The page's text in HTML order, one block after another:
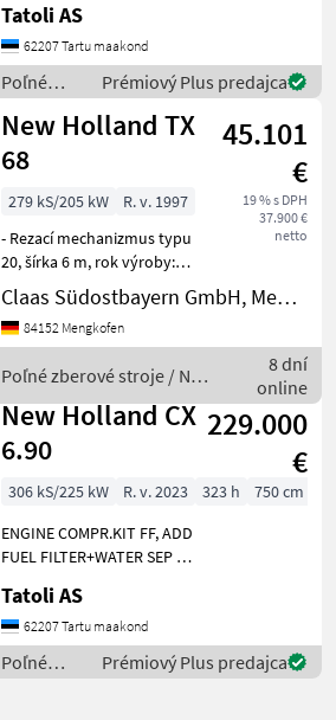
leveling Straw chopper
Chaff spreader Drawbar
Operators manual available
Radio Rotatin
Tatoli AS
62207 Tartu maakond
Poľné
zberové
stroje /
New
Holland
Prémiový Plus predajca
New Holland TX
68
45.101
€
19 % s DPH
37.900 €
netto
279 kS/205 kW
R. v. 1997
- Rezací mechanizmus typu
20, šírka 6 m, rok výroby:
1997Pre ďalšie informácie
nás neváhajte
kontaktovať.Hovoríme po
EnglishCena platí pre
zobrazený
Claas Südostbayern GmbH, Mengkofen
84152 Mengkofen
Poľné zberové stroje / New
Holland
8 dní
online
New Holland CX
6.90
229.000
€
306 kS/225 kW R. v. 2023 323 h
750 cm
ENGINE COMPR.KIT FF, ADD
FUEL FILTER+WATER SEP FI,
PORTABLE LIGHT FI, 3RD
LIFTING ASSIST RAM
HEADER, 3 cameras FF,
YIELD MAPPING PACKAGE
Tatoli AS
62207 Tartu maakond
Poľné
zberové
Prémiový Plus predajca